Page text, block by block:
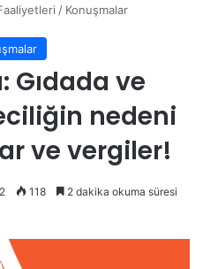
/ Konuşmalar
Gıdada ve
nedeni
ve vergiler!
118 2 dakika okuma süresi